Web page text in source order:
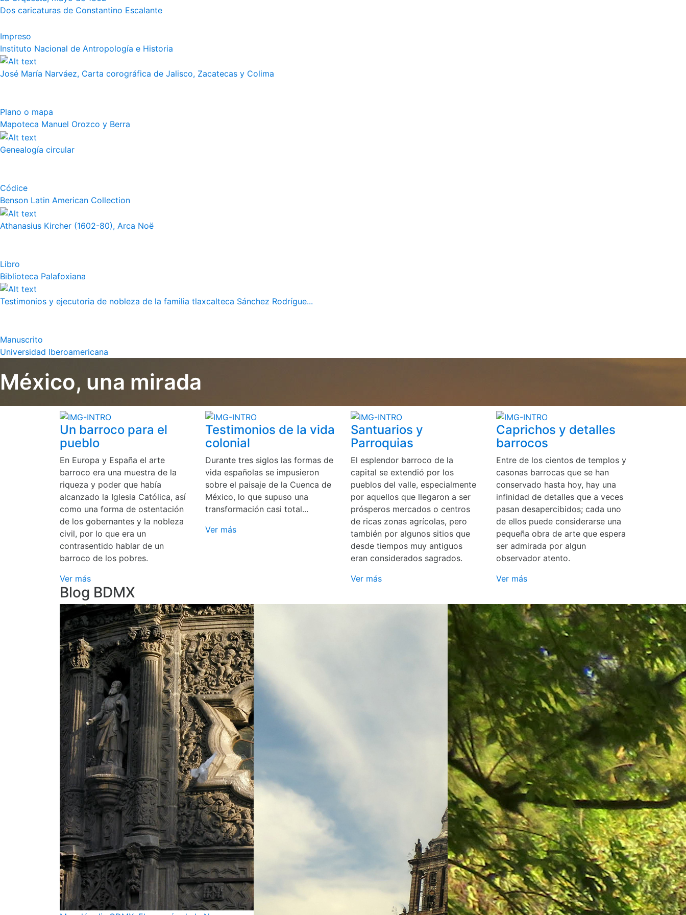
Dos caricaturas de Constantino Escalante
Impreso
Instituto Nacional de Antropología e Historia
José María Narváez, Carta corográfica de Jalisco, Zacatecas y Colima
Plano o mapa
Mapoteca Manuel Orozco y Berra
Genealogía circular
Códice
Benson Latin American Collection
Athanasius Kircher (1602-80), Arca Noë
Libro
Biblioteca Palafoxiana
Testimonios y ejecutoria de nobleza de la familia tlaxcalteca Sánchez Rodrígue...
Manuscrito
Universidad Iberoamericana
México, una mirada
Un barroco para el
pueblo
En Europa y España el arte
barroco era una muestra de la
riqueza y poder que había
alcanzado la Iglesia Católica, así
como una forma de ostentación
de los gobernantes y la nobleza
civil, por lo que era un
contrasentido hablar de un
barroco de los pobres.
Ver más
Testimonios de la vida
colonial
Durante tres siglos las formas de
vida españolas se impusieron
sobre el paisaje de la Cuenca de
México, lo que supuso una
transformación casi total...
Ver más
Santuarios y
Parroquias
El esplendor barroco de la
capital se extendió por los
pueblos del valle, especialmente
por aquellos que llegaron a ser
prósperos mercados o centros
de ricas zonas agrícolas, pero
también por algunos sitios que
desde tiempos muy antiguos
eran considerados sagrados.
Ver más
Caprichos y detalles
barrocos
Entre de los cientos de templos y
casonas barrocas que se han
conservado hasta hoy, hay una
infinidad de detalles que a veces
pasan desapercibidos; cada uno
de ellos puede considerarse una
pequeña obra de arte que espera
ser admirada por algun
observador atento.
Ver más
Blog BDMX